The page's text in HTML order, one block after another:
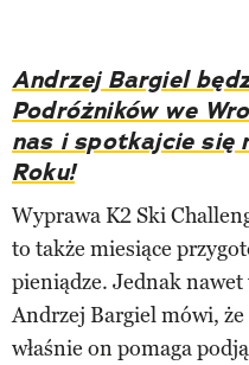
Andrzej Bargiel
Podróżników we
nas i spotkajcie się
Roku!
Wyprawa K2 Ski
to także miesiące
pieniądze. Jednak
Andrzej Bargiel mówi, że
właśnie on pomaga